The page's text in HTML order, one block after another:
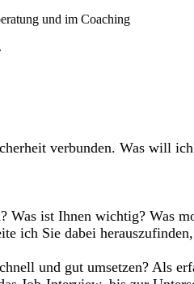
und im Coaching
verbunden. Was will
Was ist Ihnen wichtig? Was
ich Sie dabei
und gut umsetzen? Als